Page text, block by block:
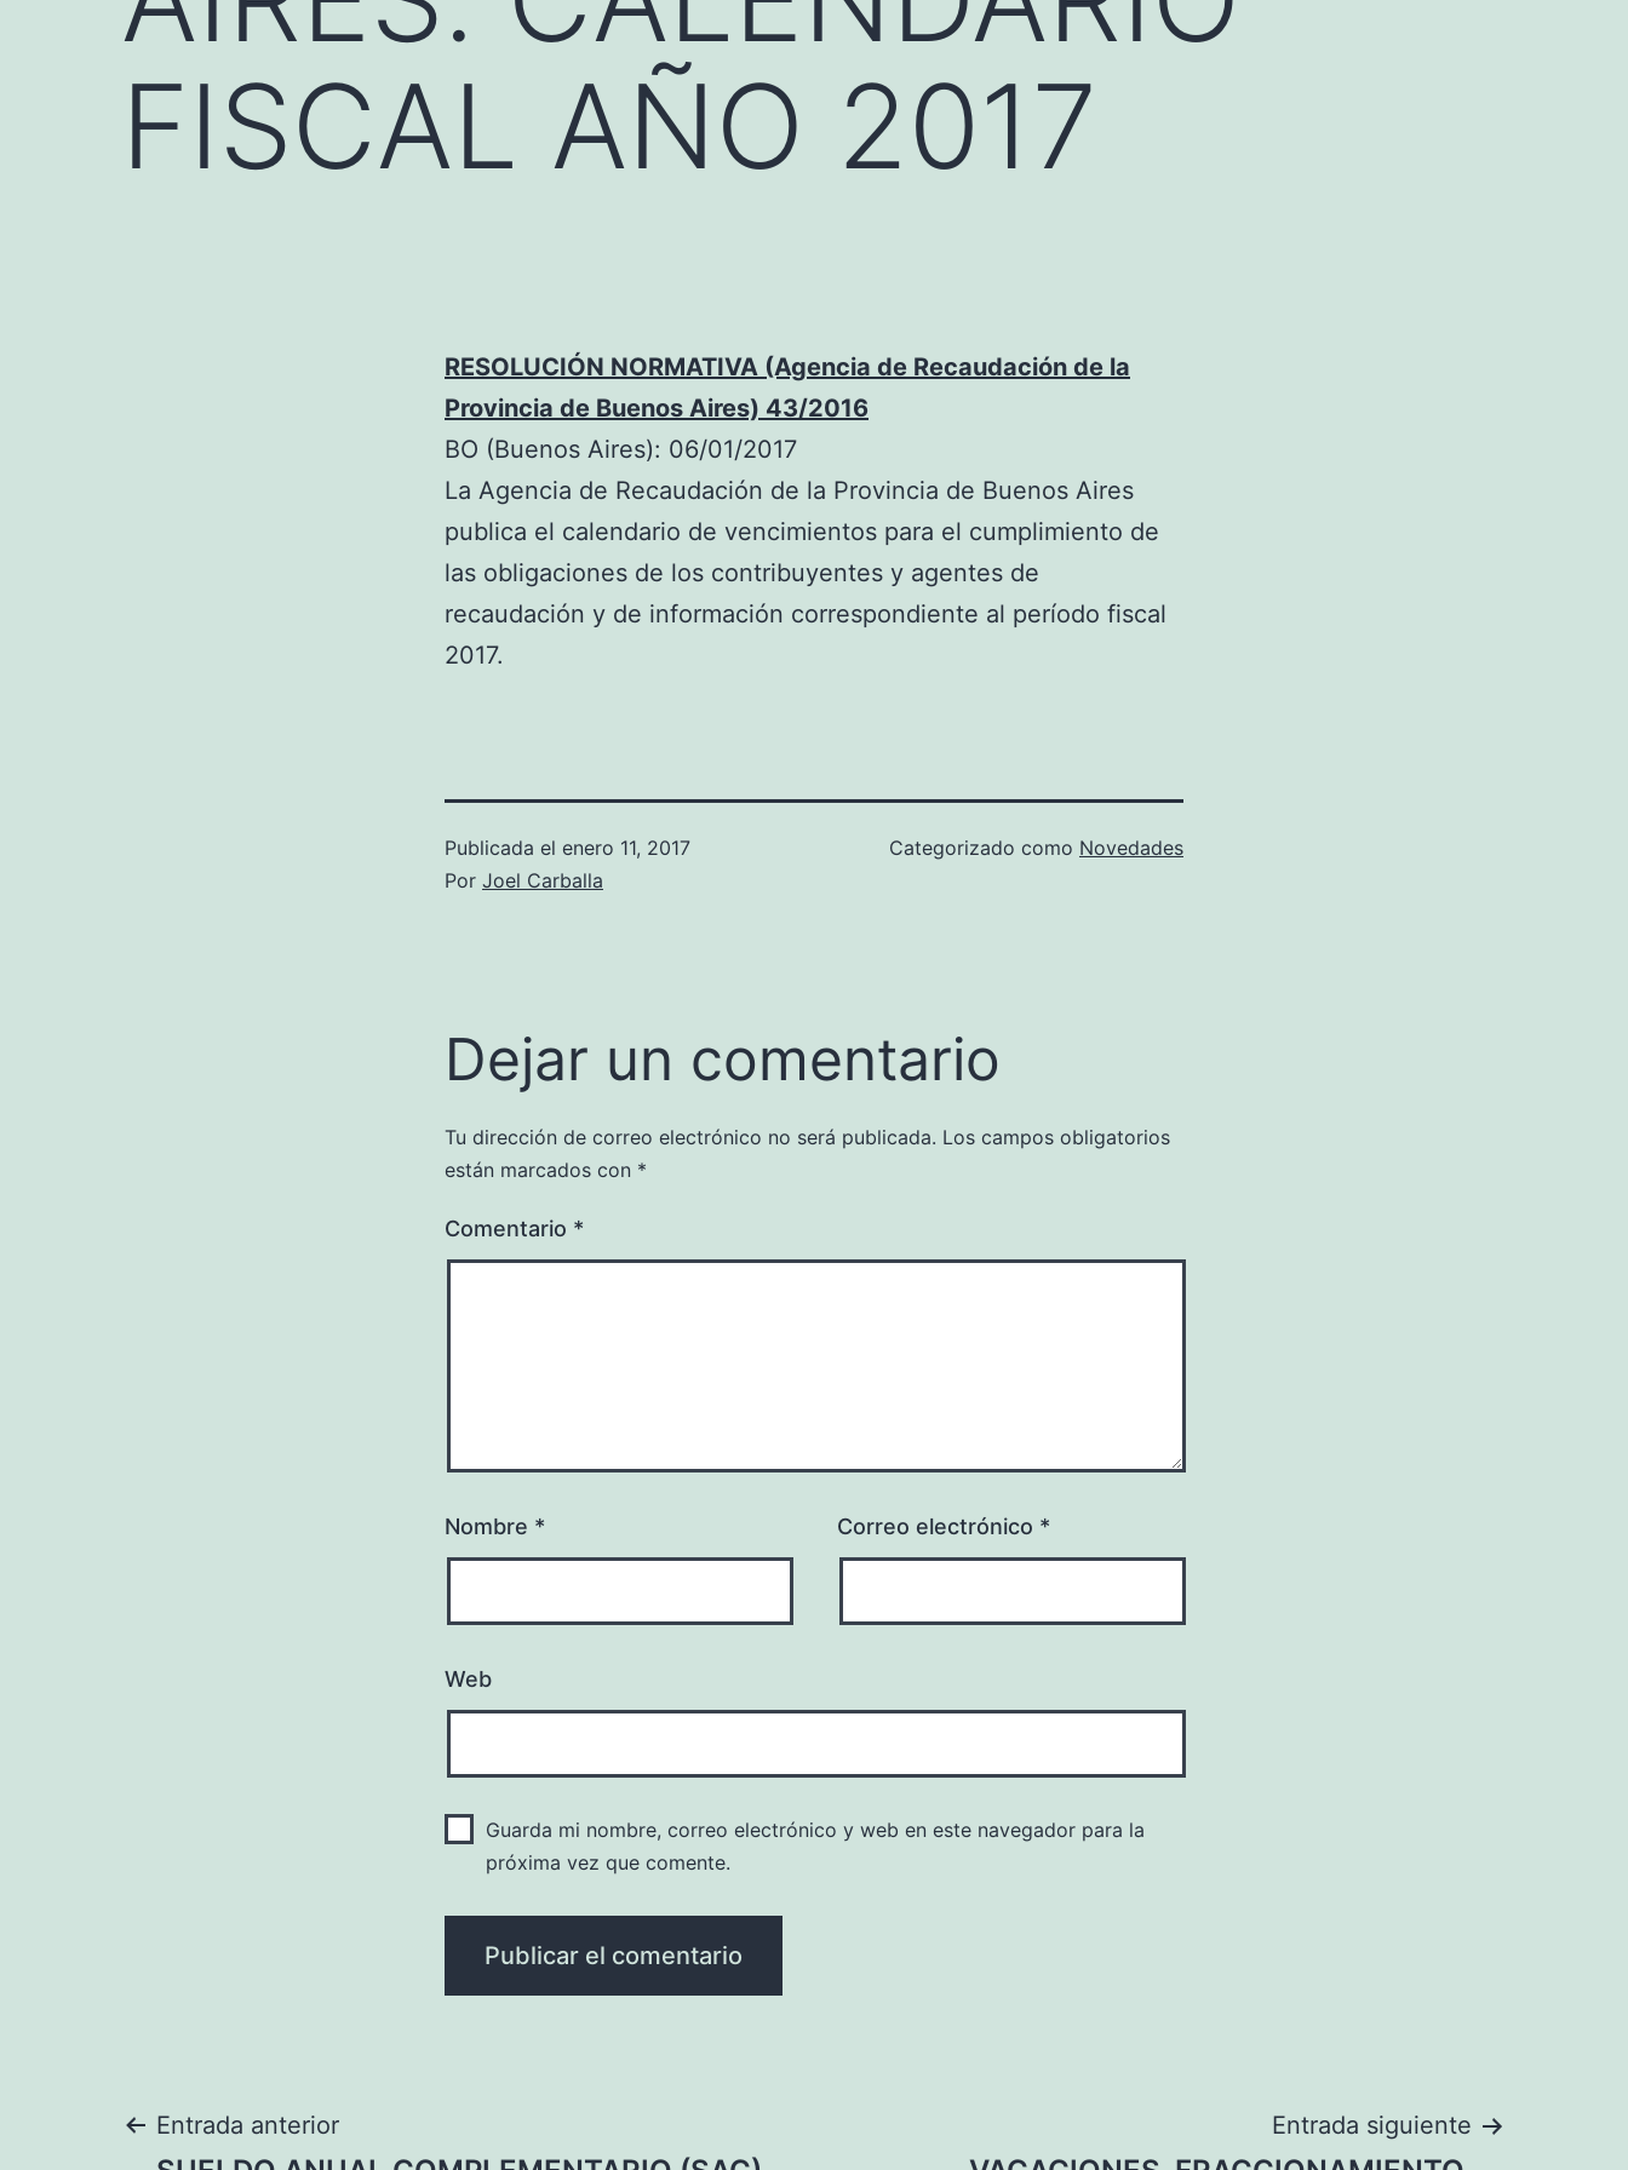
FISCAL AÑO 2017
RESOLUCIÓN NORMATIVA (Agencia de Recaudación de la
Provincia de Buenos Aires) 43/2016
BO (Buenos Aires): 06/01/2017
La Agencia de Recaudación de la Provincia de Buenos Aires
publica el calendario de vencimientos para el cumplimiento de
las obligaciones de los contribuyentes y agentes de
recaudación y de información correspondiente al período fiscal
2017.
Publicada el enero 11, 2017
Por Joel Carballa
Categorizado como Novedades
Dejar un comentario
Tu dirección de correo electrónico no será publicada. Los campos obligatorios
están marcados con *
Comentario *
Nombre * Correo electrónico *
Web
Guarda mi nombre, correo electrónico y web en este navegador para la
próxima vez que comente.
Navegación
Entrada anterior Entrada siguiente